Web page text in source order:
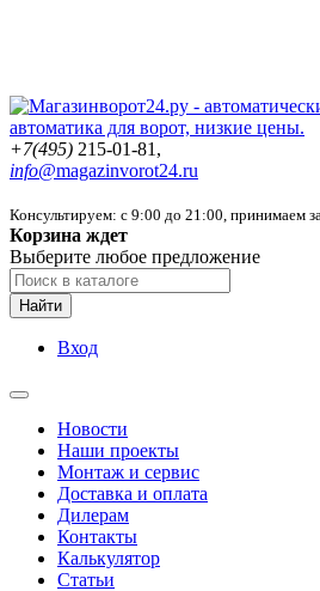
+7(495) 215-01-81,
info@magazinvorot24.ru
Консультируем: с 9:00 до 21:00, принимаем
Корзина ждет
Выберите любое предложение
Найти
Вход
Новости
Наши проекты
Монтаж и сервис
Доставка и оплата
Дилерам
Контакты
Калькулятор
Статьи